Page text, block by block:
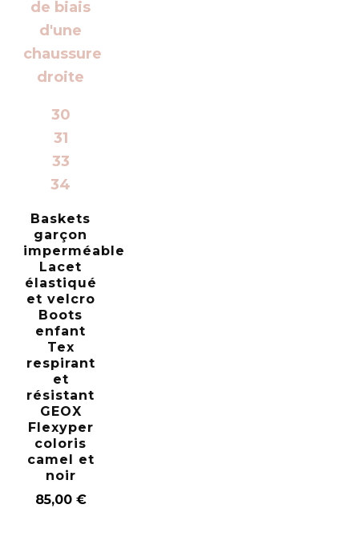
30
31
33
34
Baskets
garçon
imperméable
Lacet
élastiqué
et velcro
Boots
enfant
Tex
respirant
et
résistant
GEOX
Flexyper
coloris
camel et
noir
85,00 €